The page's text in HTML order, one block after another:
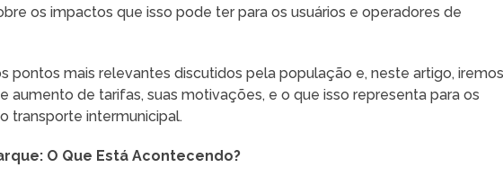
os impactos que isso pode ter para os usuários e operadores de
pontos mais relevantes discutidos pela população e, neste artigo,
aumento de tarifas, suas motivações, e o que isso representa para os
transporte intermunicipal.
O Que Está Acontecendo?